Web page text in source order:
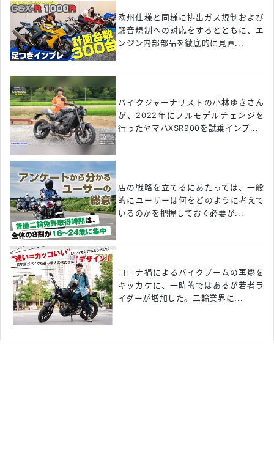
欧州仕様と同様に排出ガス規制および
騒音規制への対応をするとともに、エ
ンジン内部部品を徹底的に見直...
バイクジャーナリストの小林ゆきさん
が、2022年にフルモデルチェンジを
行ったヤマハXSR900を試乗インプ...
店の戦略を立てるにあたっては、一般
的にユーザーは何をどのように考えて
いるのかを把握しておく必要が...
コロナ禍によるバイクブームの再燃を
キッカケに、一時的ではあるが若者ラ
イダーが増加した。二輪業界に...